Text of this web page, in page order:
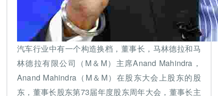
汽车行业中有一个构造换档，董事长，马林德拉和马
林德拉有限公司（M＆M）主席Anand Mahindra，
Anand Mahindra（M＆M）在股东大会上股东的股
东，董事长股东第73届年度股东周年大会，董事长主